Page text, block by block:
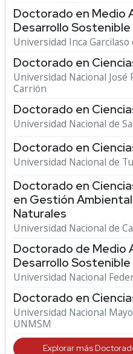
Doctorado en Medio
Desarrollo Sostenible
Universidad Inca Garcilaso
Doctorado en
Universidad Nacional José
Carrión
Doctorado en
Universidad Nacional de
Doctorado en
Universidad Nacional de
Doctorado en
en Gestión
Naturales
Universidad Nacional de
Doctorado de Medio
Desarrollo Sostenible
Universidad Nacional
Doctorado en
Universidad Nacional
UNMSM
Explorar más